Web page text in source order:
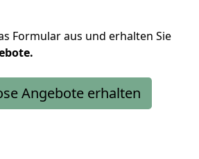
Formular aus und erhalten Sie
Angebote erhalten